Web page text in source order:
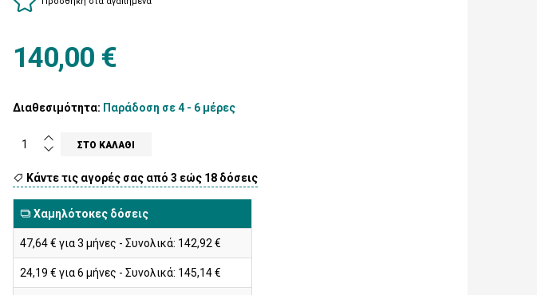
140,00 €
Διαθεσιμότητα: Παράδοση σε 4 - 6 μέρες
Κάντε τις αγορές σας από 3 εώς 18 δόσεις
Χαμηλότοκες δόσεις
47,64 € για 3 μήνες - Συνολικά: 142,92 €
24,19 € για 6 μήνες - Συνολικά: 145,14 €